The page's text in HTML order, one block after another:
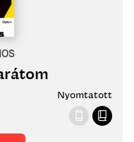
Nyomtatott